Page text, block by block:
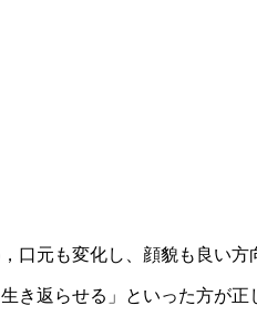
元も変化し、顔貌も良い方
き返らせる」といった方が正